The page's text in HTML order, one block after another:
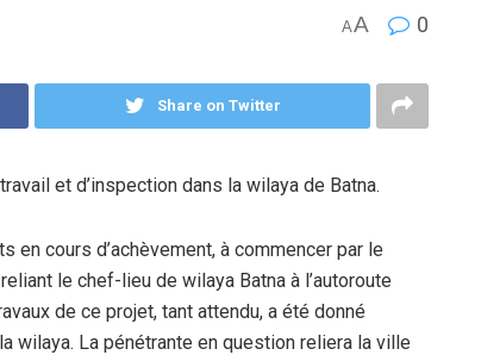
AA 0
Share on Twitter
et d’inspection dans la wilaya de Batna.
en cours d’achèvement, à commencer par le
le chef-lieu de wilaya Batna à l’autoroute
de ce projet, tant attendu, a été donné
wilaya. La pénétrante en question reliera la ville